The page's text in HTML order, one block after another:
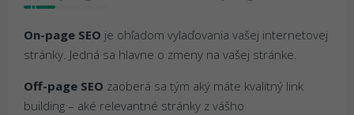
On-page SEO je ohľadom vylaďovania vašej internetovej
stránky. Jedná sa hlavne o zmeny na vašej stránke.
Off-page SEO zaoberá sa tým aký máte kvalitný link
building – aké relevantné stránky z vášho